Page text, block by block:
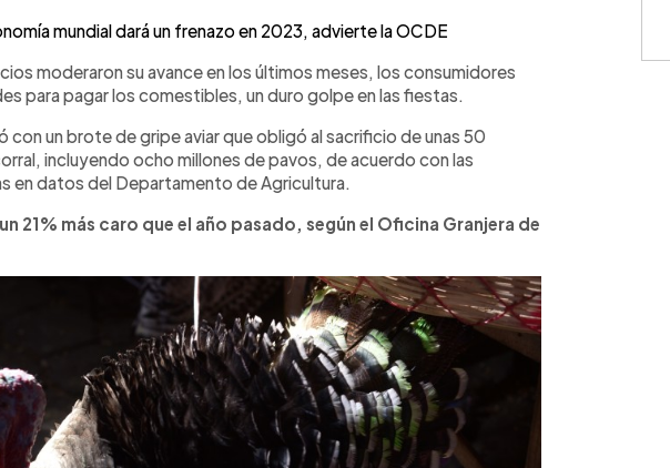
mundial dará un frenazo en 2023, advierte la OCDE
moderaron su avance en los últimos meses, los consumidores
para pagar los comestibles, un duro golpe en las fiestas.
con un brote de gripe aviar que obligó al sacrificio de unas 50
incluyendo ocho millones de pavos, de acuerdo con las
en datos del Departamento de Agricultura.
21% más caro que el año pasado, según el Oficina Granjera de